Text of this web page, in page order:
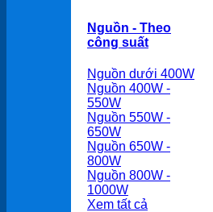
Nguồn - Theo
công suất
Nguồn dưới 400W
Nguồn 400W -
550W
Nguồn 550W -
650W
Nguồn 650W -
800W
Nguồn 800W -
1000W
Xem tất cả